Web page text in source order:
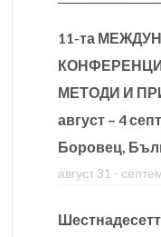
11-та
МЕТОДИ И
август – 4
Боровец,
август 31 -